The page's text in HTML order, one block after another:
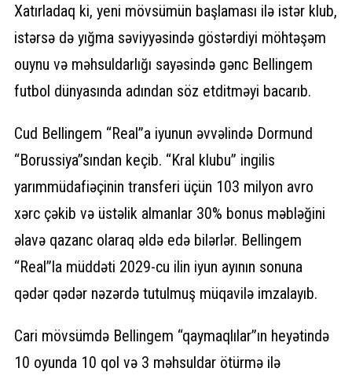
Xatırladaq ki, yeni mövsümün başlaması ilə istər klub,
istərsə də yığma səviyyəsində göstərdiyi möhtəşəm
ouynu və məhsuldarlığı sayəsində gənc Bellingem
futbol dünyasında adından söz etditməyi bacarıb.
Cud Bellingem “Real”a iyunun əvvəlində Dormund
“Borussiya”sından keçib. “Kral klubu” ingilis
yarımmüdafiəçinin transferi üçün 103 milyon avro
xərc çəkib və üstəlik almanlar 30% bonus məbləğini
əlavə qazanc olaraq əldə edə bilərlər. Bellingem
“Real”la müddəti 2029-cu ilin iyun ayının sonuna
qədər qədər nəzərdə tutulmuş müqavilə imzalayıb.
Cari mövsümdə Bellingem “qaymaqlılar”ın heyətində
10 oyunda 10 qol və 3 məhsuldar ötürmə ilə